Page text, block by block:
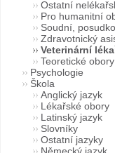
Ostatní
Pro humanitní
Soudní,
Zdravotnický
Veterinární
Teoretické obory
Psychologie
Škola
Anglický jazyk
Lékařské obory
Latinský jazyk
Slovníky
Ostatní jazyky